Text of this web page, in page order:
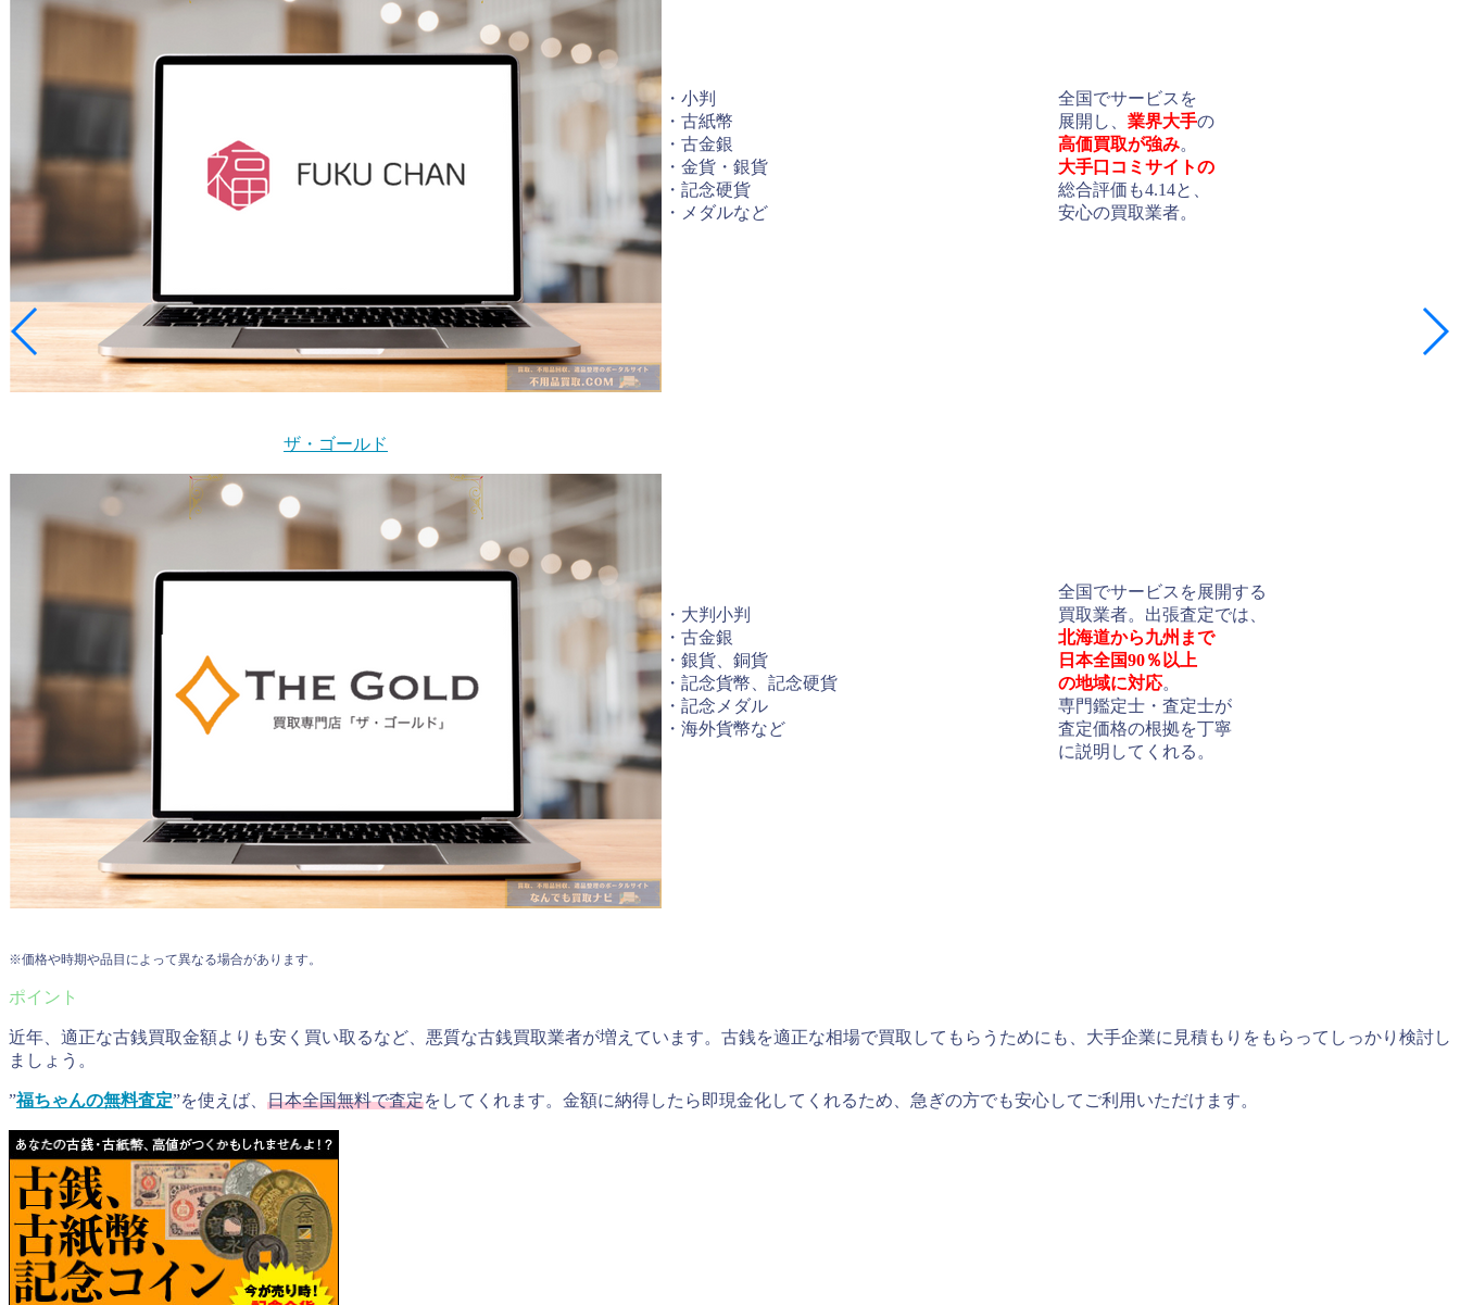
・小判
・古紙幣
・古金銀
・金貨・銀貨
・記念硬貨
・メダルなど
全国でサービスを
展開し、 業界大手の
高価買取が強み。
大手口コミサイトの
総合評価も4.14と、
安心の買取業者。
ザ・ゴールド
・大判小判
・古金銀
・銀貨、銅貨
・記念貨幣、記念硬貨
・記念メダル
・海外貨幣など
全国でサービスを展開する
買取業者。出張査定では、
北海道から九州まで
日本全国90％以上
の地域に対応。
専門鑑定士・査定士が
査定価格の根拠を丁寧
に説明してくれる。
※価格や時期や品目によって異なる場合があります。
近年、適正な古銭買取金額よりも安く買い取るなど、悪質な古銭買取業者が増えています。古銭を適正な相場で買取してもらう ためにも、大手企業に見積もりをもらってしっかり検討し
ましょう。
”福ちゃんの無料査定”を使えば、 日本全国無料で査定をしてくれます。金額に納得したら即現金化してくれるため、急ぎの方でも安心してご利用いただけます。